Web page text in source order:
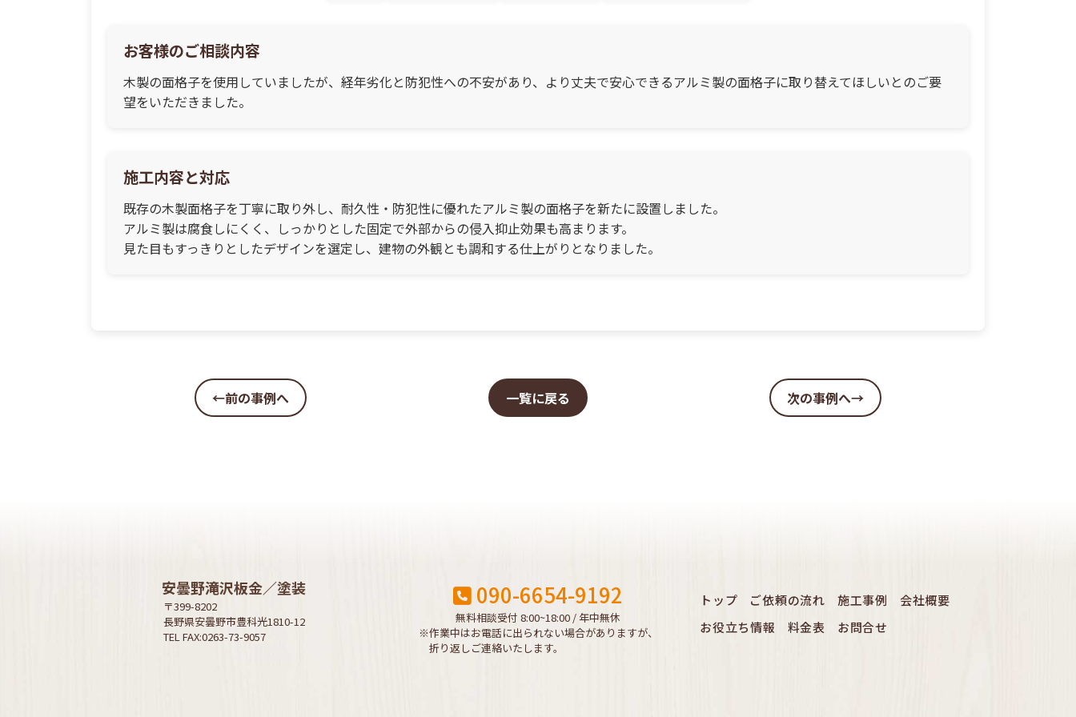
お客様のご相談内容
木製の面格子を使用していましたが、経年劣化と防犯性への不安があり、より丈夫で安心できるアルミ製の面格子に取り替えてほしいとのご要
望をいただきました。
施工内容と対応
既存の木製面格子を丁寧に取り外し、耐久性・防犯性に優れたアルミ製の面格子を新たに設置しました。
アルミ製は腐食しにくく、しっかりとした固定で外部からの侵入抑止効果も高まります。
見た目もすっきりとしたデザインを選定し、建物の外観とも調和する仕上がりとなりました。
←前の事例へ 次の事例へ→
一覧に戻る
安曇野滝沢板金／塗装
〒399-8202
長野県安曇野市豊科光1810-12
TEL FAX:0263-73-9057
090-6654-9192
無料相談受付 8:00~18:00 / 年中無休
※作業中はお電話に出られない場合がありますが、
折り返しご連絡いたします。
トップ ご依頼の流れ 施工事例
会社概要
お役立ち情報
料金表 お問合せ